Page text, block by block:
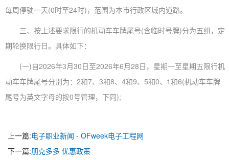
每周停驶一天(0时至24时)，范围为本市行政区域内道路。
三、按上述要求限行的机动车车牌尾号(含临时号牌)分为五组，定
期轮换限行日。具体如下：
(一)自2026年3月30日至2026年6月28日，星期一至星期五限行机
动车车牌尾号分别为：2和7、3和8、4和9、5和0、1和6(机动车车牌
尾号为英文字母的按0号管理，下同);
上一篇:电子职业新闻 - OFweek电子工程网
下一篇:朋克多多 优惠政策